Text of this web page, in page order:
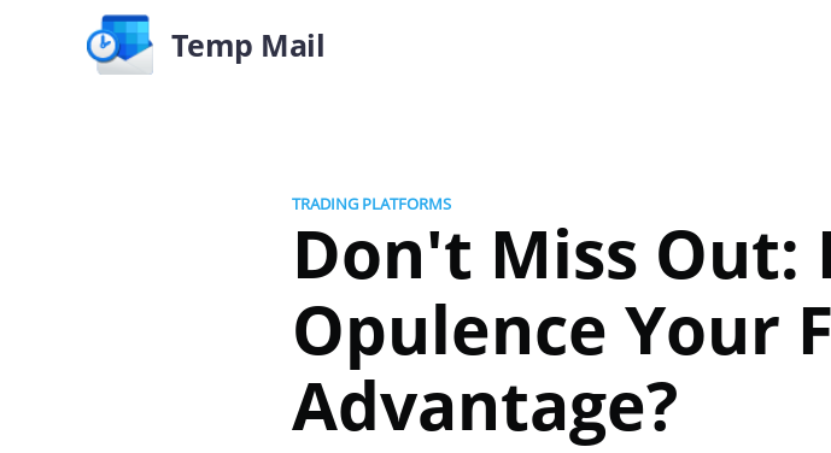
Temp Mail
TRADING PLATFORMS
Don't Miss Out:
Opulence Your
Advantage?